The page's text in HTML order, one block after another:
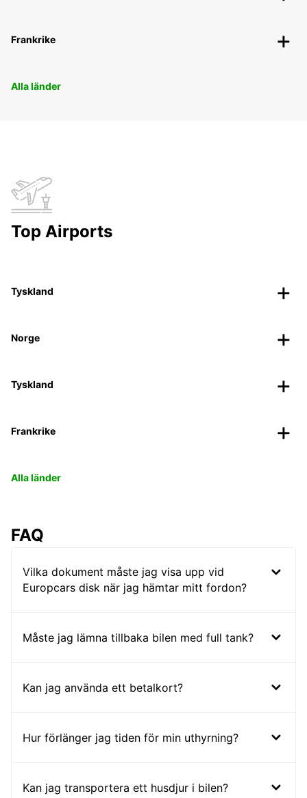
Frankrike
Alla länder
Top Airports
Tyskland
Norge
Tyskland
Frankrike
Alla länder
FAQ
Vilka dokument måste jag visa upp vid
Europcars disk när jag hämtar mitt fordon?
Måste jag lämna tillbaka bilen med full tank?
Kan jag använda ett betalkort?
Hur förlänger jag tiden för min uthyrning?
Kan jag transportera ett husdjur i bilen?